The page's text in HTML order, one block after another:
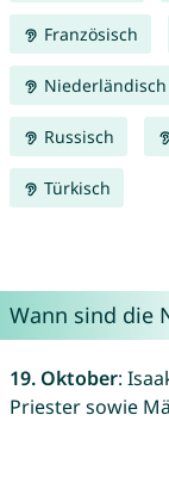
Französisch
Niederländisch
Russisch
Türkisch
Wann sind die
19. Oktober:
Priester sowie